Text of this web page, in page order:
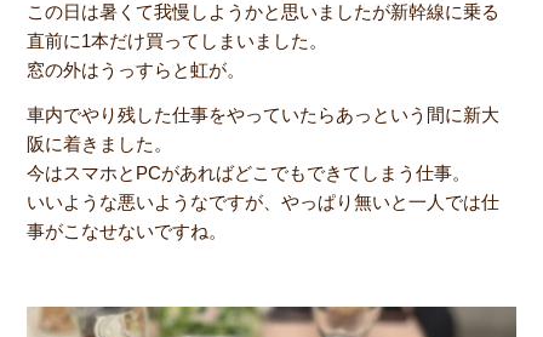
この日は暑くて我慢しようかと思いましたが新幹線に乗る
直前に1本だけ買ってしまいました。
窓の外はうっすらと虹が。
車内でやり残した仕事をやっていたらあっという間に新大
阪に着きました。
今はスマホとPCがあればどこでもできてしまう仕事。
いいような悪いようなですが、やっぱり無いと一人では仕
事がこなせないですね。